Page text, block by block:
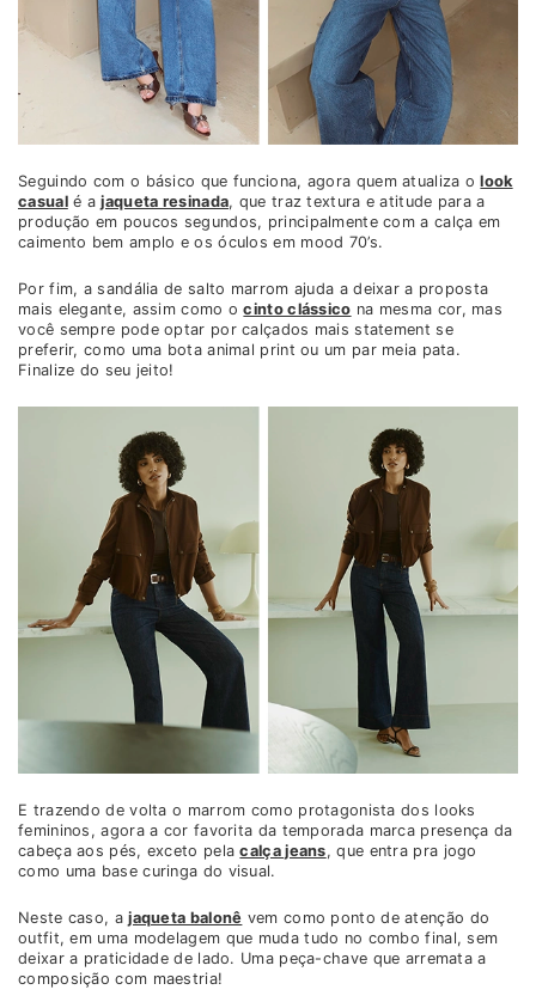
Seguindo com o básico que funciona, agora quem atualiza olook
casualé ajaqueta resinada, que traz textura e atitude para a
produção em poucos segundos, principalmente com a calça em
caimento bem amplo e os óculos em mood 70’s.
Por fim, a sandália de salto marrom ajuda a deixar a proposta
mais elegante, assim como ocinto clássico na mesma cor, mas
você sempre pode optar por calçados mais statement se
preferir, como uma bota animal print ou um par meia pata.
Finalize do seu jeito!
E trazendo de volta o marrom como protagonista dos looks
femininos, agora a cor favorita da temporada marca presença da
cabeça aos pés, exceto pelacalça jeans, que entra pra jogo
como uma base curinga do visual.
Neste caso, ajaqueta balonê vem como ponto de atenção do
outfit, em uma modelagem que muda tudo no combo final, sem
deixar a praticidade de lado. Uma peça-chave que arremata a
composição com maestria!